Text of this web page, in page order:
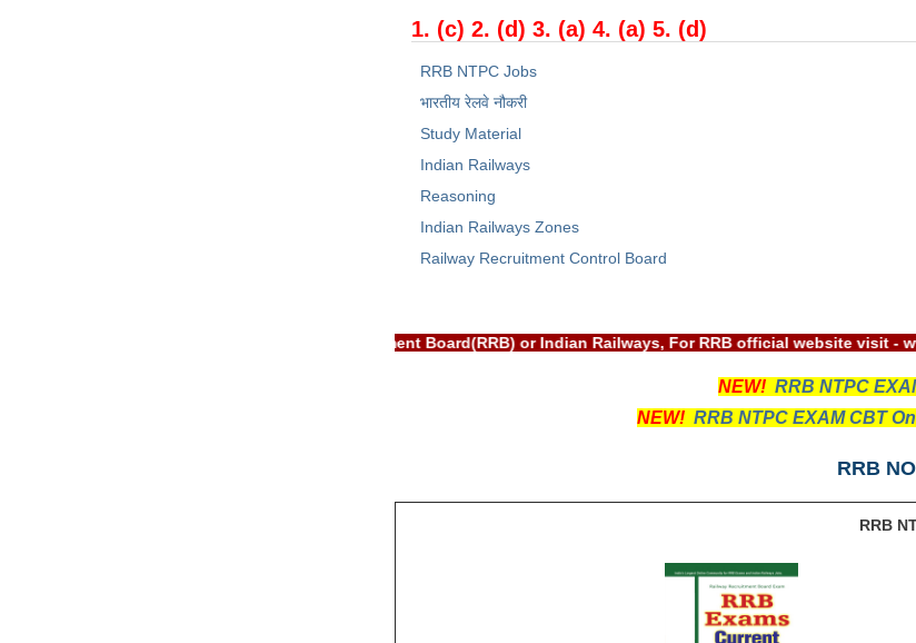
1. (c) 2. (d) 3. (a) 4. (a) 5. (d)
RRB NTPC Jobs
भारतीय रेलवे नौकरी
Study Material
Indian Railways
Reasoning
Indian Railways Zones
Railway Recruitment Control Board
RRB EXAM PORTAL is NOT associated with Railway Recruitment Board(RRB) or Indian Railways, For RRB official
NEW! RRB NTPC
NEW! RRB NTPC EXAM CBT
RRB
RRB